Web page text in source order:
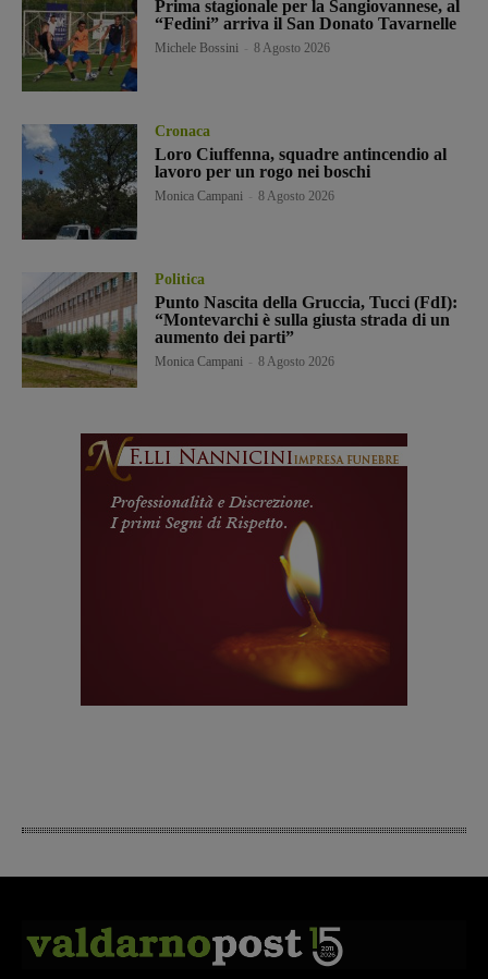
Prima stagionale per la Sangiovannese, al
“Fedini” arriva il San Donato Tavarnelle
Michele Bossini 8 Agosto 2026
Cronaca
Loro Ciuffenna, squadre antincendio al
lavoro per un rogo nei boschi
Monica Campani 8 Agosto 2026
Politica
Punto Nascita della Gruccia, Tucci (FdI):
“Montevarchi è sulla giusta strada di un
aumento dei parti”
Monica Campani 8 Agosto 2026